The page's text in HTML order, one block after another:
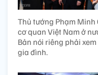
Thủ tướng Phạm Minh
cơ quan Việt Nam ở
Bản nói riêng phải
gia đình.